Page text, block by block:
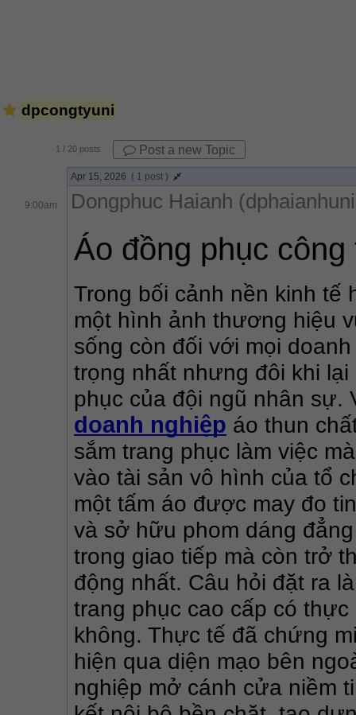
dpcongtyuni
1 / 20 posts Post a new Topic
Apr 15, 2026 ( 1 post )
9:00am Dongphuc Haianh
Áo đồng phục
Trong bối cảnh nền kinh tế
một hình ảnh thương hiệu
sống còn đối với mọi
trọng nhất nhưng đôi khi
phục của đội ngũ nhân
doanh nghiệp áo thun
sắm trang phục làm việc
vào tài sản vô hình của tổ
một tấm áo được may đo
và sở hữu phom dáng
trong giao tiếp mà còn trở
động nhất. Câu hỏi đặt ra
trang phục cao cấp có
không. Thực tế đã chứng
hiện qua diện mạo bên
nghiệp mở cánh cửa niềm